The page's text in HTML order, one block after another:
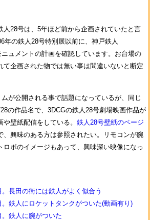
人28号は、5年ほど前から企画されていたと言
年の鉄人28号特別展以前に、神戸鉄人
ュメントの計画を確認しています。お台場の
て企画された物では無い事は間違いないと断定
が公開される事で話題になっているが、同じ
の作品名で、3DCGの鉄人28号劇場映画作品が
壁紙配信をしている。 鉄人28号壁紙のページ
、興味のある方は参照されたい。リモコンが腕
ロボのイメージもあって、興味深い映像になっ
長田の街には鉄人がよく似合う
鉄人にロケットタンクがついた(動画有り)
鉄人に腕がついた